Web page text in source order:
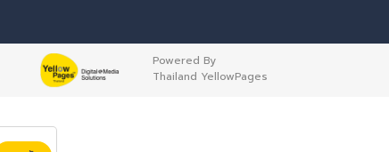
Powered By
Thailand YellowPages